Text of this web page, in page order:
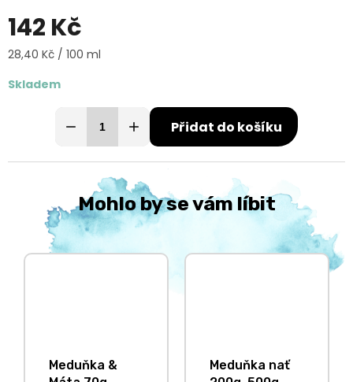
142 Kč
Měrná
28,40 Kč / 100 ml
Skladem
Přidat do košíku
Mohlo by se vám líbit
Meduňka &
Meduňka nať